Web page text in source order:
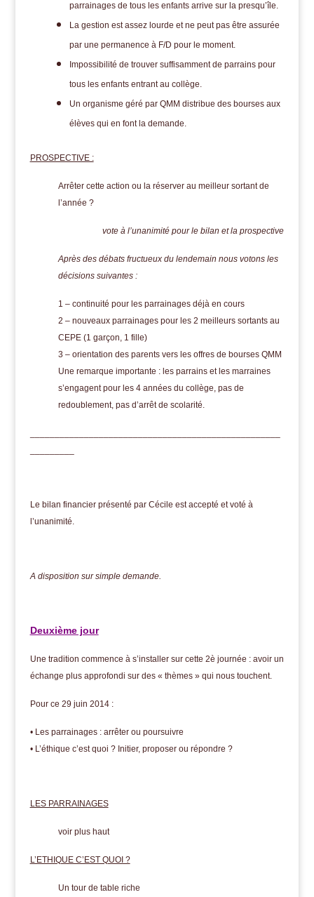
parrainages de tous les enfants arrive sur la presqu’île.
La gestion est assez lourde et ne peut pas être assurée
par une permanence à F/D pour le moment.
Impossibilité de trouver suffisamment de parrains pour
tous les enfants entrant au collège.
Un organisme géré par QMM distribue des bourses aux
élèves qui en font la demande.
PROSPECTIVE :
Arrêter cette action ou la réserver au meilleur sortant de
l’année ?
vote à l’unanimité pour le bilan et la prospective
Après des débats fructueux du lendemain nous votons les
décisions suivantes :
1 – continuité pour les parrainages déjà en cours
2 – nouveaux parrainages pour les 2 meilleurs sortants au
CEPE (1 garçon, 1 fille)
3 – orientation des parents vers les offres de bourses QMM
Une remarque importante : les parrains et les marraines
s’engagent pour les 4 années du collège, pas de
redoublement, pas d’arrêt de scolarité.
Le bilan financier présenté par Cécile est accepté et voté à
l’unanimité.
A disposition sur simple demande.
Deuxième jour
Une tradition commence à s’installer sur cette 2è journée : avoir un
échange plus approfondi sur des « thèmes » qui nous touchent.
Pour ce 29 juin 2014 :
• Les parrainages : arrêter ou poursuivre
• L’éthique c’est quoi ? Initier, proposer ou répondre ?
LES PARRAINAGES
voir plus haut
L’ETHIQUE C’EST QUOI ?
Un tour de table riche